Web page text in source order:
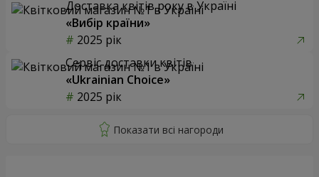
Доставка квітів року в Україні
«Вибір країни»
2025 рік
Сервіс доставки квітів
«Ukrainian Choice»
2025 рік